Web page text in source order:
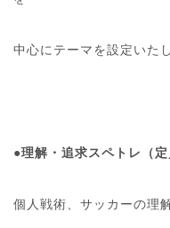
中心にテーマを設定いた
●理解・追求スペトレ（定
個人戦術、サッカーの理